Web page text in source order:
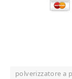
polverizzatore a